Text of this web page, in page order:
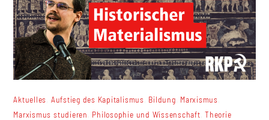
Aktuelles Aufstieg des Kapitalismus Bildung Marxismus
Marxismus studieren Philosophie und Wissenschaft ,Theorie